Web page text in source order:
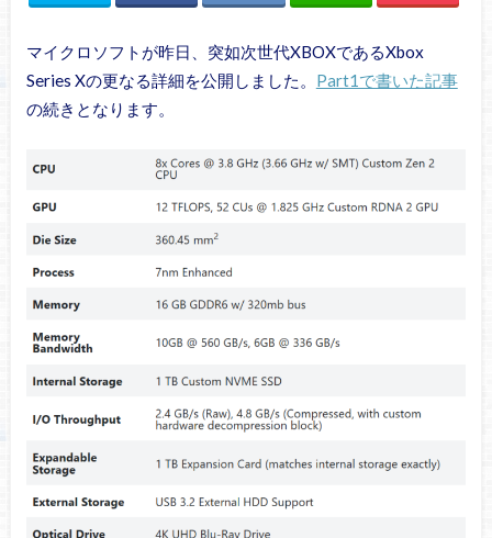
マイクロソフトが昨日、突如次世代XBOXであるXbox
Series Xの更なる詳細を公開しました。 Part1で書いた記事
の続きとなります。